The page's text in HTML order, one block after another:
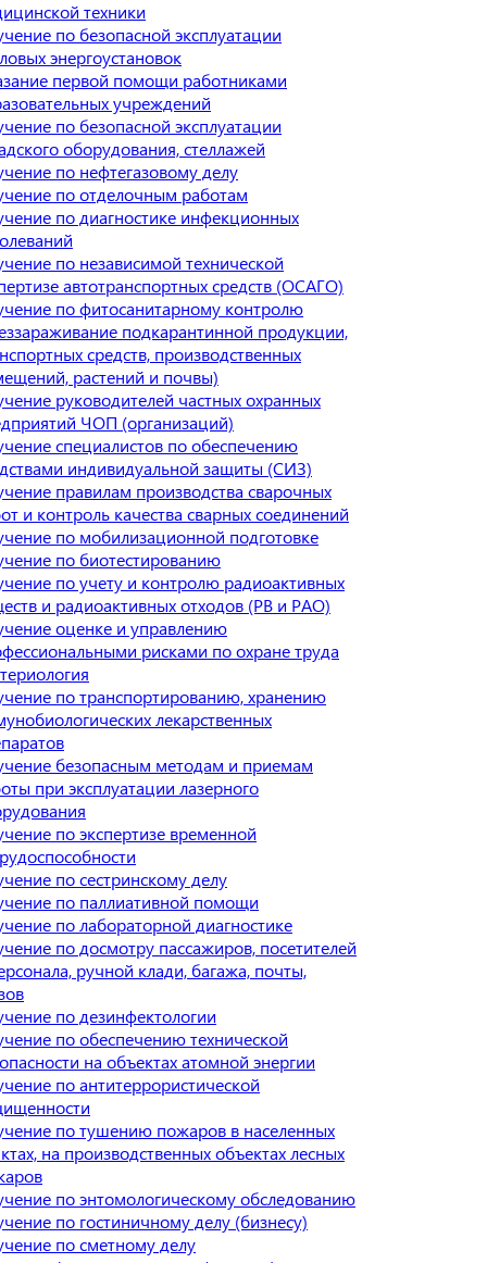
техники
по безопасной эксплуатации
энергоустановок
первой помощи работниками
учреждений
по безопасной эксплуатации
оборудования, стеллажей
по нефтегазовому делу
по отделочным работам
по диагностике инфекционных
по независимой технической
автотранспортных средств (ОСАГО)
по фитосанитарному контролю
подкарантинной продукции,
средств, производственных
растений и почвы)
руководителей частных охранных
ЧОП (организаций)
специалистов по обеспечению
индивидуальной защиты (СИЗ)
правилам производства сварочных
и контроль качества сварных соединений
по мобилизационной подготовке
по биотестированию
по учету и контролю радиоактивных
и радиоактивных отходов (РВ и РАО)
оценке и управлению
рисками по охране труда
по транспортированию, хранению
лекарственных
безопасным методам и приемам
при эксплуатации лазерного
по экспертизе временной
по сестринскому делу
по паллиативной помощи
по лабораторной диагностике
по досмотру пассажиров, посетителей
ручной клади, багажа, почты,
по дезинфектологии
по обеспечению технической
на объектах атомной энергии
по антитеррористической
по тушению пожаров в населенных
на производственных объектах лесных
по энтомологическому обследованию
по гостиничному делу (бизнесу)
по сметному делу